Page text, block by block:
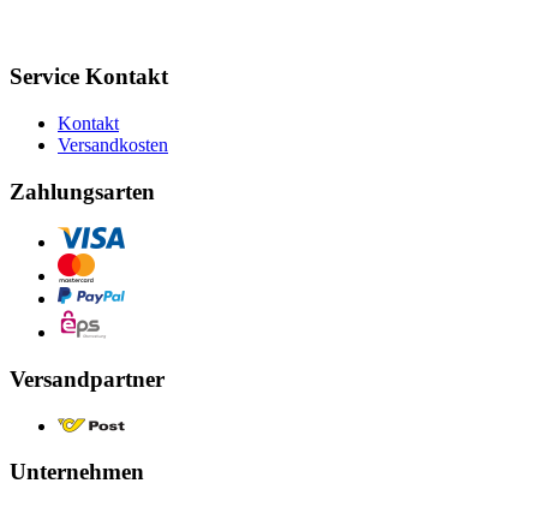
Service Kontakt
Kontakt
Versandkosten
Zahlungsarten
Versandpartner
Unternehmen